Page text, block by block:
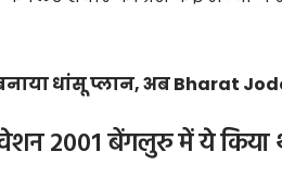
धांसू प्लान, अब Bharat
2001 बेंगलुरु में ये किया